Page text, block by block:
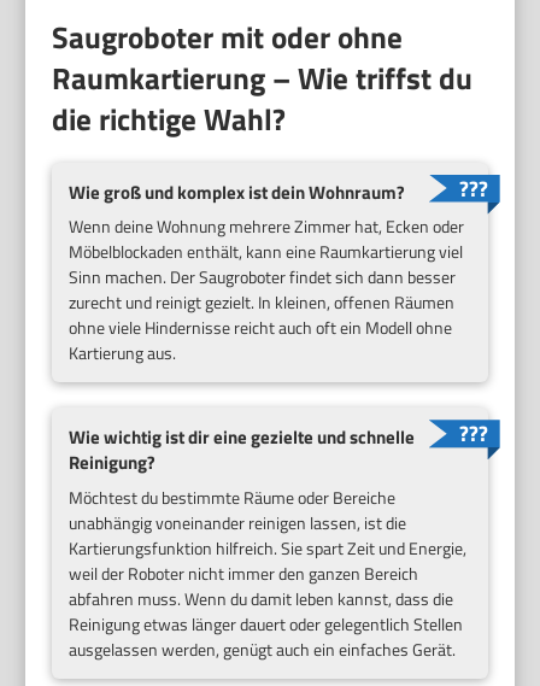
Saugroboter mit oder ohne
Raumkartierung – Wie triffst du
die richtige Wahl?
Wie groß und komplex ist dein Wohnraum?
Wenn deine Wohnung mehrere Zimmer hat, Ecken oder
Möbelblockaden enthält, kann eine Raumkartierung viel
Sinn machen. Der Saugroboter findet sich dann besser
zurecht und reinigt gezielt. In kleinen, offenen Räumen
ohne viele Hindernisse reicht auch oft ein Modell ohne
Kartierung aus.
Wie wichtig ist dir eine gezielte und schnelle
Reinigung?
Möchtest du bestimmte Räume oder Bereiche
unabhängig voneinander reinigen lassen, ist die
Kartierungsfunktion hilfreich. Sie spart Zeit und Energie,
weil der Roboter nicht immer den ganzen Bereich
abfahren muss. Wenn du damit leben kannst, dass die
Reinigung etwas länger dauert oder gelegentlich Stellen
ausgelassen werden, genügt auch ein einfaches Gerät.